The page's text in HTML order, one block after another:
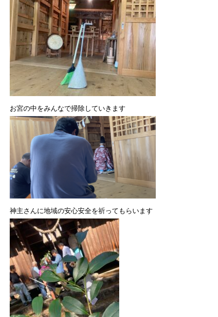
お宮の中をみんなで掃除していきます
神主さんに地域の安心安全を祈ってもらいます